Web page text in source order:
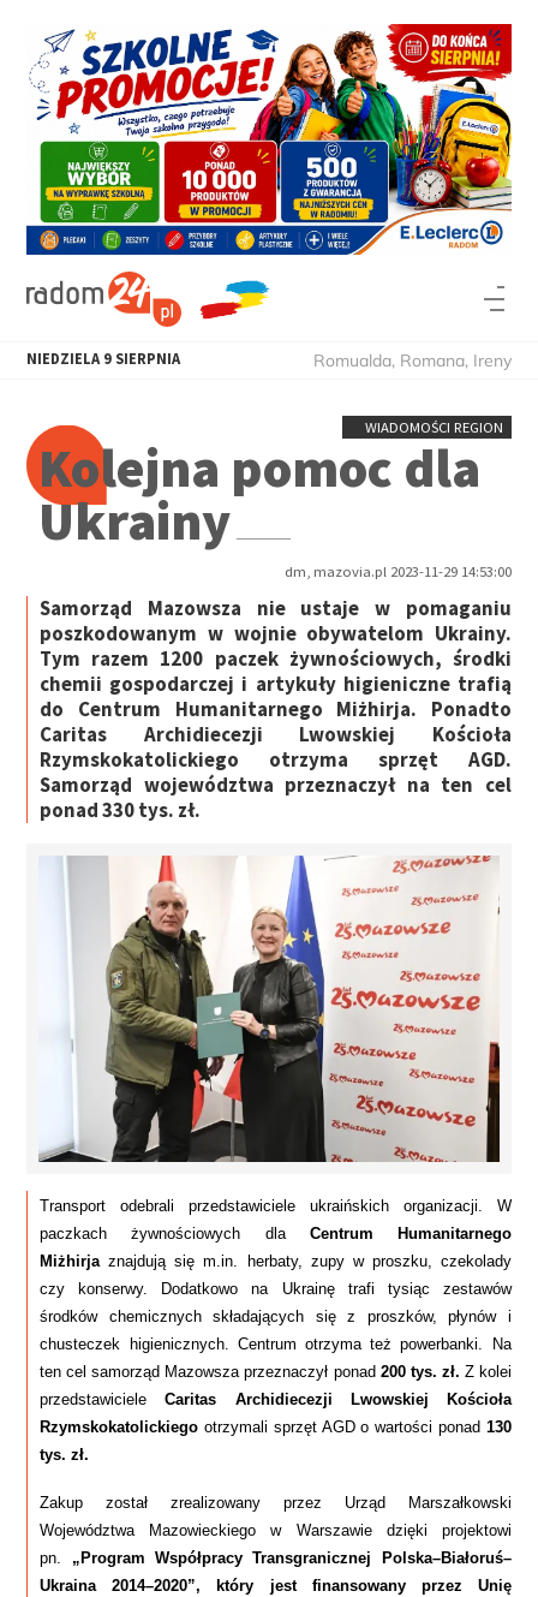
NIEDZIELA 9 SIERPNIA Romualda, Romana, Ireny
WIADOMOŚCI REGION
Kolejna pomoc dla
Ukrainy
dm, mazovia.pl 2023-11-29 14:53:00
Samorząd Mazowsza nie ustaje w pomaganiu
poszkodowanym w wojnie obywatelom Ukrainy.
Tym razem 1200 paczek żywnościowych, środki
chemii gospodarczej i artykuły higieniczne trafią
do Centrum Humanitarnego Miżhirja. Ponadto
Caritas Archidiecezji Lwowskiej Kościoła
Rzymskokatolickiego otrzyma sprzęt AGD.
Samorząd województwa przeznaczył na ten cel
ponad 330 tys. zł.
Transport odebrali przedstawiciele ukraińskich organizacji. W
paczkach żywnościowych dla Centrum Humanitarnego
Miżhirjaznajdują się m.in. herbaty, zupy w proszku, czekolady
czy konserwy. Dodatkowo na Ukrainę trafi tysiąc zestawów
środków chemicznych składających się z proszków, płynów i
chusteczek higienicznych. Centrum otrzyma też powerbanki. Na
ten cel samorząd Mazowsza przeznaczył ponad 200 tys. zł. Z kolei
przedstawicieleCaritas Archidiecezji Lwowskiej Kościoła
Rzymskokatolickiego otrzymali sprzęt AGD o wartości ponad 130
tys. zł.
Zakup został zrealizowany przez Urząd Marszałkowski
Województwa Mazowieckiego w Warszawie dzięki projektowi
pn. „Program Współpracy Transgranicznej Polska–Białoruś–
Ukraina 2014–2020”, który jest finansowany przez Unię